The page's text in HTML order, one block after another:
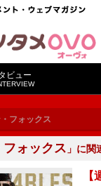
ビュー
フォックス
フォックス 」に関